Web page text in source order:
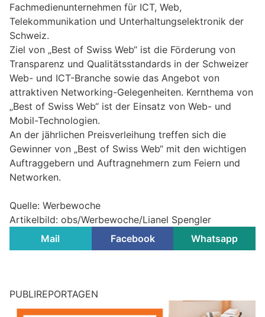
Fachmedienunternehmen für ICT, Web,
Telekommunikation und Unterhaltungselektronik der
Schweiz.
Ziel von „Best of Swiss Web“ ist die Förderung von
Transparenz und Qualitätsstandards in der Schweizer
Web- und ICT-Branche sowie das Angebot von
attraktiven Networking-Gelegenheiten. Kernthema von
„Best of Swiss Web“ ist der Einsatz von Web- und
Mobil-Technologien.
An der jährlichen Preisverleihung treffen sich die
Gewinner von „Best of Swiss Web“ mit den wichtigen
Auftraggebern und Auftragnehmern zum Feiern und
Networken.
Quelle: Werbewoche
Artikelbild: obs/Werbewoche/Lianel Spengler
Mail
Facebook Whatsapp
PUBLIREPORTAGEN